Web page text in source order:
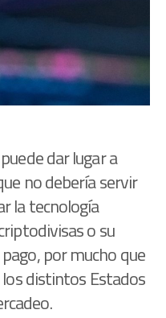
dar lugar a
no debería servir
la tecnología
o su
por mucho que
distintos Estados